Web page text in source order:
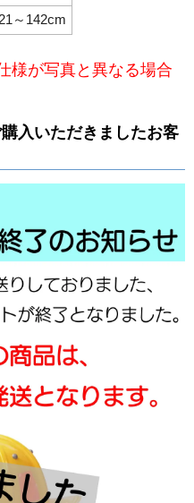
～142cm
様が写真と異なる場合
入いただきましたお客